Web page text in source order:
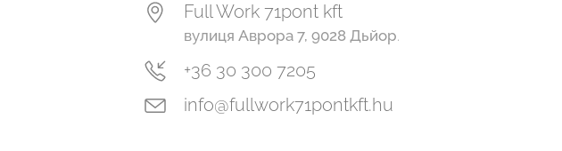
Full Work 71pont kft
вулиця Аврора 7, 9028 Дьйор.
+36 30 300 7205
info@fullwork71pontkft.hu